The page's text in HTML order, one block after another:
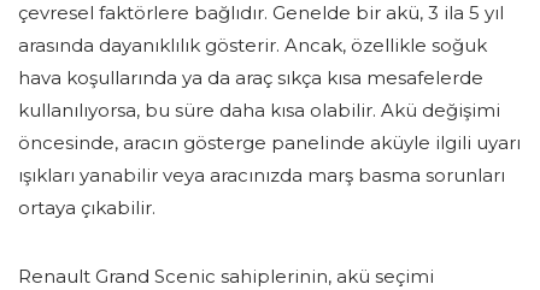
çevresel faktörlere bağlıdır. Genelde bir akü, 3 ila 5 yıl
arasında dayanıklılık gösterir. Ancak, özellikle soğuk
hava koşullarında ya da araç sıkça kısa mesafelerde
kullanılıyorsa, bu süre daha kısa olabilir. Akü değişimi
öncesinde, aracın gösterge panelinde aküyle ilgili uyarı
ışıkları yanabilir veya aracınızda marş basma sorunları
ortaya çıkabilir.
Renault Grand Scenic sahiplerinin, akü seçimi